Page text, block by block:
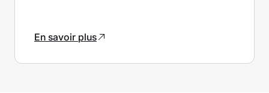
En savoir plus